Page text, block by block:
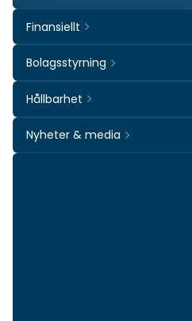
Finansiellt
Bolagsstyrning
Hållbarhet
Nyheter & media